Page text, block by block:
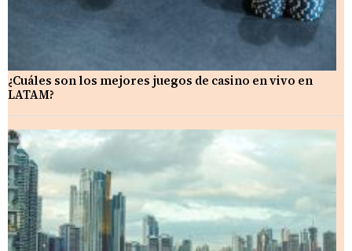
¿Cuáles son los mejores juegos de casino en vivo en
LATAM?